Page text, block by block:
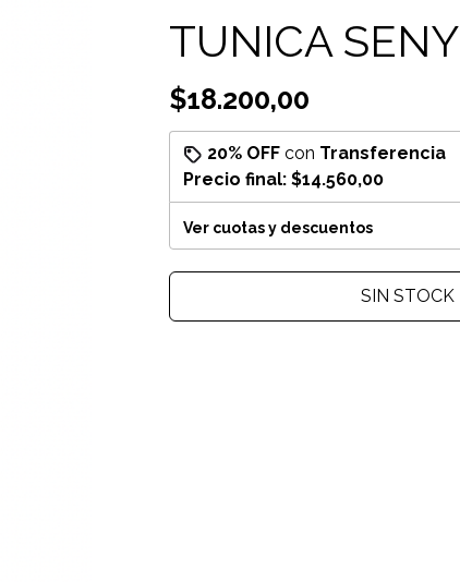
TUNICA SENY
$18.200,00
20% OFFcon Transferencia
Precio final: $14.560,00
Ver cuotas y descuentos
SIN STOCK